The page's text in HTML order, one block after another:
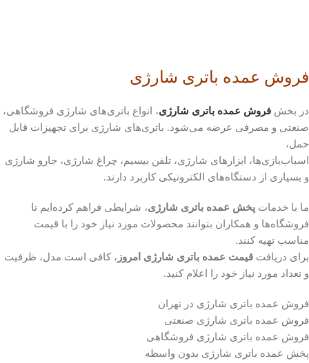
فروش عمده باتری شارژی
در بخش فروش عمده باتری شارژی، انواع باتری‌های شارژی فروشگاهی،
صنعتی و مصرفی عرضه می‌شود. باتری‌های شارژی برای تجهیزات قابل
حمل،
اسباب‌بازی‌ها، ابزارهای شارژی، تلفن بیسیم، چراغ شارژی، جارو شارژی
و بسیاری از دستگاه‌های الکترونیکی کاربرد دارند.
ما با خدمات پخش عمده باتری شارژی، شرایطی فراهم کرده‌ایم تا
فروشگاه‌ها و همکاران بتوانند محصولات مورد نیاز خود را با قیمت
مناسب تهیه کنند.
برای دریافت قیمت عمده باتری شارژی امروز ، کافی است مدل، ظرفیت
و تعداد مورد نیاز خود را اعلام کنید.
فروش عمده باتری شارژی در تهران
فروش عمده باتری شارژی صنعتی
فروش عمده باتری شارژی فروشگاهی
پخش عمده باتری شارژی بدون واسطه